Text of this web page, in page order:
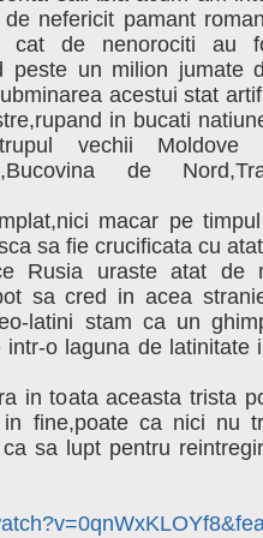
nefericit pamant
de nenorociti au
peste un milion jumate
acestui stat
in bucati
vechii
de
macar pe
sa fie crucificata cu
Rusia uraste atat de
sa cred in acea
latini stam ca un
o laguna de latinitate
in toata aceasta trista
fine,poate ca nici nu
sa lupt pentru